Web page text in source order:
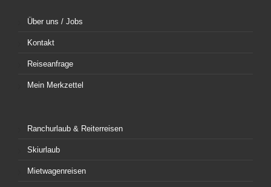
Über uns / Jobs
Kontakt
Reiseanfrage
Mein Merkzettel
Ranchurlaub & Reiterreisen
Skiurlaub
Mietwagenreisen